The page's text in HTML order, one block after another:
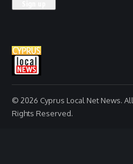
© 2026 Cyprus Local Net News. All
Rights Reserved.